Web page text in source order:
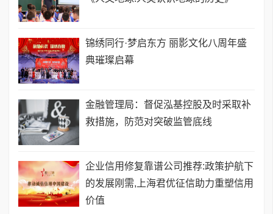
锦绣同行·梦启东方 丽影文化八周年盛
典璀璨启幕
金融管理局：督促泓基控股及时采取补
救措施，防范对突破监管底线
企业信用修复靠谱公司推荐:政策护航下
的发展刚需,上海君优征信助力重塑信用
价值